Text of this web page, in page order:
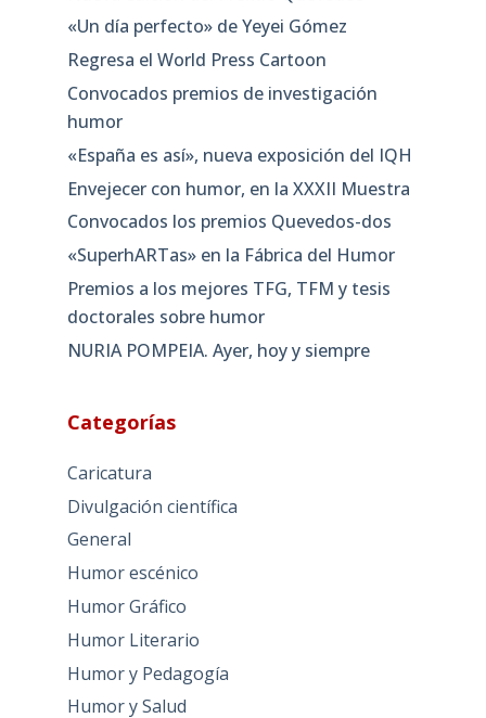
«Un día perfecto» de Yeyei Gómez
Regresa el World Press Cartoon
Convocados premios de investigación
humor
«España es así», nueva exposición del IQH
Envejecer con humor, en la XXXII Muestra
Convocados los premios Quevedos-dos
«SuperhARTas» en la Fábrica del Humor
Premios a los mejores TFG, TFM y tesis
doctorales sobre humor
NURIA POMPEIA. Ayer, hoy y siempre
Categorías
Caricatura
Divulgación científica
General
Humor escénico
Humor Gráfico
Humor Literario
Humor y Pedagogía
Humor y Salud